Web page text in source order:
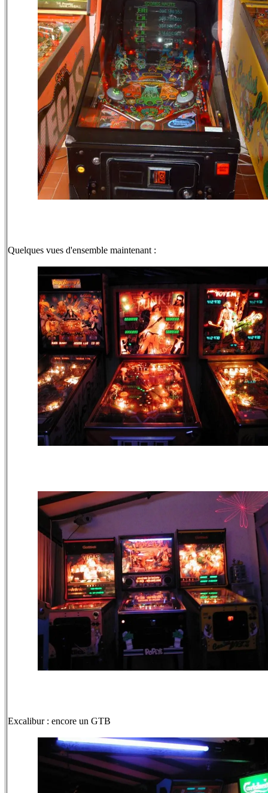
Quelques vues d'ensemble maintenant :
Excalibur : encore un GTB